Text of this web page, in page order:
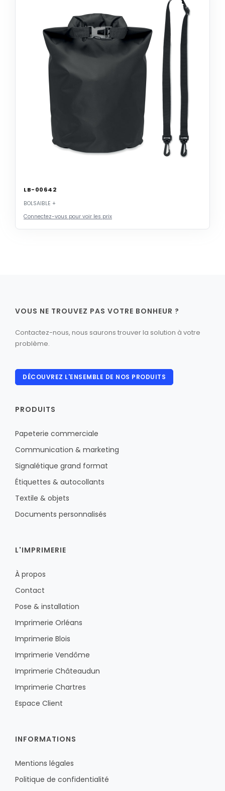
LB-00642
BOLSAIBLE +
Connectez-vous pour voir les prix
VOUS NE TROUVEZ PAS VOTRE BONHEUR ?
Contactez-nous, nous saurons trouver la solution à votre
problème.
DÉCOUVREZ L'ENSEMBLE DE NOS PRODUITS
PRODUITS
Papeterie commerciale
Communication & marketing
Signalétique grand format
Étiquettes & autocollants
Textile & objets
Documents personnalisés
L'IMPRIMERIE
À propos
Contact
Pose & installation
Imprimerie Orléans
Imprimerie Blois
Imprimerie Vendôme
Imprimerie Châteaudun
Imprimerie Chartres
Espace Client
INFORMATIONS
Mentions légales
Politique de confidentialité